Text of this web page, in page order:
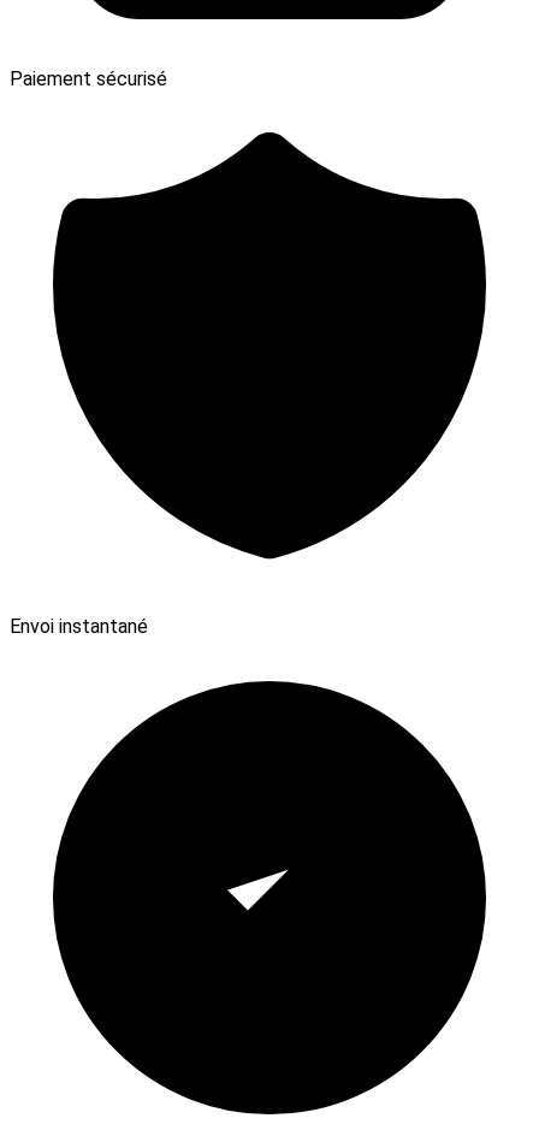
Paiement sécurisé
Envoi instantané